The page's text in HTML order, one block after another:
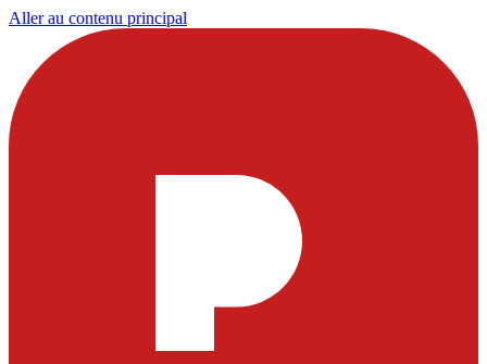
Aller au contenu principal